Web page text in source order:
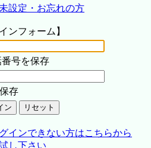
設定・お忘れの方
ンフォーム】
番号を保存
存
インできない方はこちらから
し下さい